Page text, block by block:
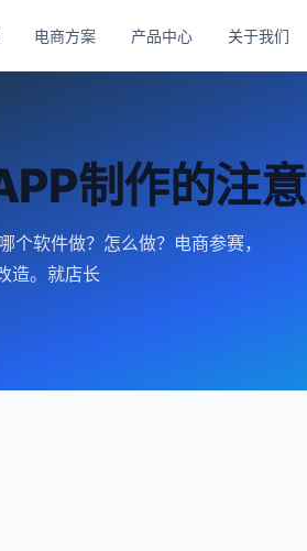
电商方案 产品中心 关于我们
制作的注意
个软件做？怎么做？电商参赛，
造。就店长